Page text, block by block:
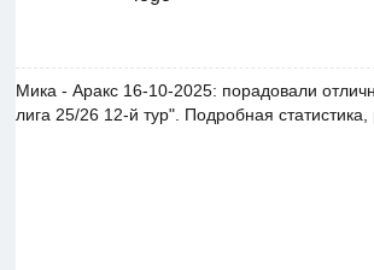
Мика - Аракс 16-10-2025: порадовали
лига 25/26 12-й тур". Подробная